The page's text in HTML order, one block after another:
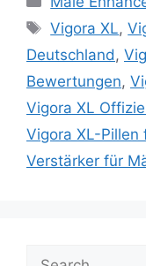
Tags
Vigora XL,
Deutschland ,
Bewertungen,
Vigora XL
Vigora XL-Pillen
Verstärker für